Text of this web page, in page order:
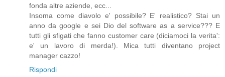
fonda altre aziende, ecc...
Insoma come diavolo e' possibile? E' realistico? Stai un
anno da google e sei Dio del software as a service??? E
tutti gli sfigati che fanno customer care (diciamoci la verita':
e' un lavoro di merda!). Mica tutti diventano project
manager cazzo!
Rispondi